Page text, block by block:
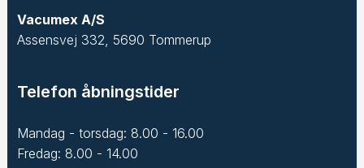
Vacumex A/S
Assensvej 332, 5690 Tommerup
Telefon åbningstider
Mandag - torsdag: 8.00 - 16.00
Fredag: 8.00 - 14.00